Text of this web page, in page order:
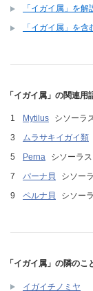
「イガイ属」を
「イガイ属」を含
「イガイ属」の関連用
Mytilus シソーラ
ムラサキイガイ類
Perna
シソーラス
パーナ貝
シソー
ペルナ貝
シソー
「イガイ属」の隣のこ
イガイチノミヤ